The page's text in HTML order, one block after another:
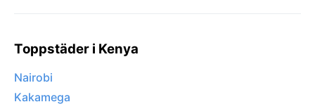
Toppstäder i Kenya
Nairobi
Kakamega